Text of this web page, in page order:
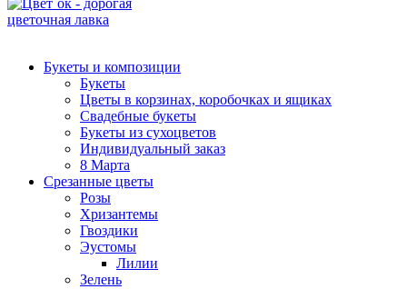
Букеты и композиции
Букеты
Цветы в корзинах, коробочках и ящиках
Свадебные букеты
Букеты из сухоцветов
Индивидуальный заказ
8 Марта
Срезанные цветы
Розы
Хризантемы
Гвоздики
Эустомы
Лилии
Зелень